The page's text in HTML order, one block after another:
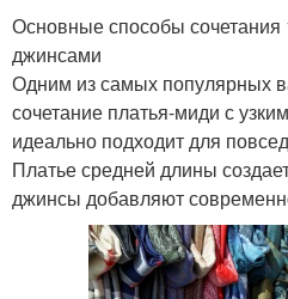
Основные способы сочетания
джинсами
Одним из самых популярных
сочетание платья-миди с
идеально подходит для
Платье средней длины
джинсы добавляют